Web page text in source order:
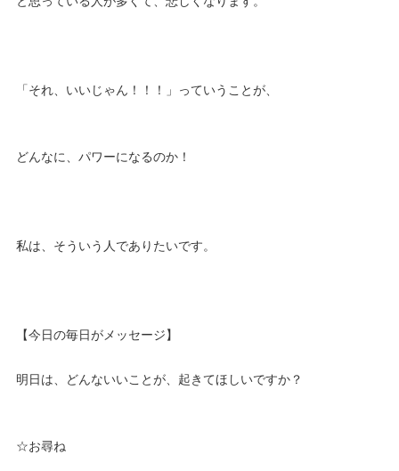
「それ、いいじゃん！！！」っていうことが、
どんなに、パワーになるのか！
私は、そういう人でありたいです。
【今日の毎日がメッセージ】
明日は、どんないいことが、起きてほしいですか？
☆お尋ね